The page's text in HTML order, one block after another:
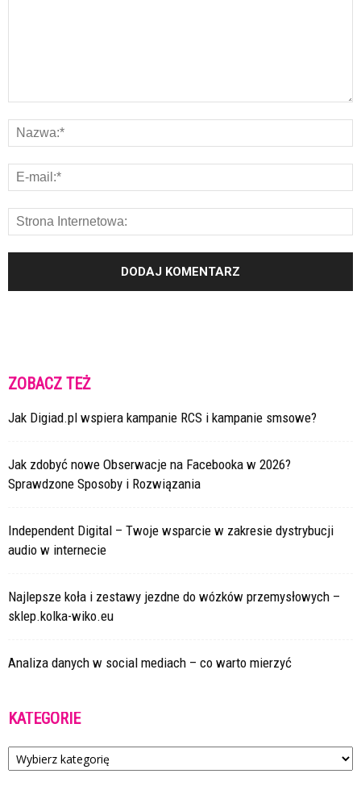
ZOBACZ TEŻ
Jak Digiad.pl wspiera kampanie RCS i kampanie smsowe?
Jak zdobyć nowe Obserwacje na Facebooka w 2026?
Sprawdzone Sposoby i Rozwiązania
Independent Digital – Twoje wsparcie w zakresie dystrybucji
audio w internecie
Najlepsze koła i zestawy jezdne do wózków przemysłowych –
sklep.kolka-wiko.eu
Analiza danych w social mediach – co warto mierzyć
KATEGORIE
Kategorie